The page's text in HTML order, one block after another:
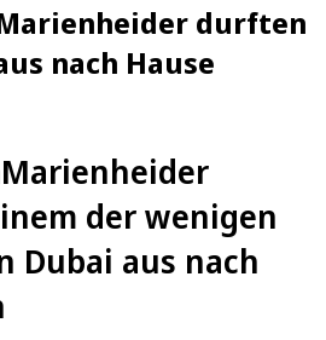
durften
nach Hause
Marienheider
der wenigen
Dubai aus nach